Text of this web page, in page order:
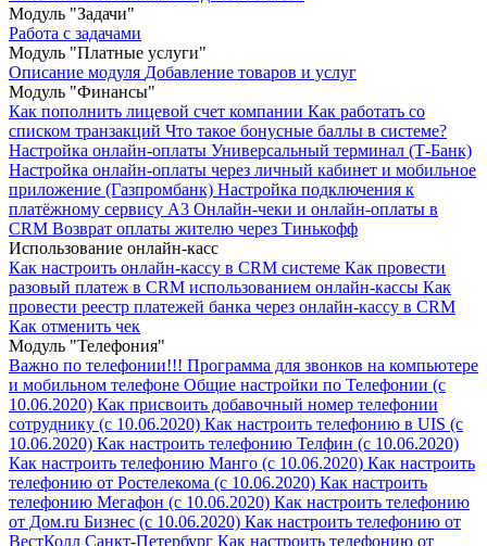
Модуль "Задачи"
Работа с задачами
Модуль "Платные услуги"
Описание модуля Добавление товаров и услуг
Модуль "Финансы"
Как пополнить лицевой счет компании Как работать со
списком транзакций Что такое бонусные баллы в системе?
Настройка онлайн-оплаты Универсальный терминал (Т-Банк)
Настройка онлайн-оплаты через личный кабинет и мобильное
приложение (Газпромбанк) Настройка подключения к
платёжному сервису А3 Онлайн-чеки и онлайн-оплаты в
CRM Возврат оплаты жителю через Тинькофф
Использование онлайн-касс
Как настроить онлайн-кассу в CRM системе Как провести
разовый платеж в CRM использованием онлайн-кассы Как
провести реестр платежей банка через онлайн-кассу в CRM
Как отменить чек
Модуль "Телефония"
Важно по телефонии!!! Программа для звонков на компьютере
и мобильном телефоне Общие настройки по Телефонии (с
10.06.2020) Как присвоить добавочный номер телефонии
сотруднику (с 10.06.2020) Как настроить телефонию в UIS (с
10.06.2020) Как настроить телефонию Телфин (с 10.06.2020)
Как настроить телефонию Манго (с 10.06.2020) Как настроить
телефонию от Ростелекома (с 10.06.2020) Как настроить
телефонию Мегафон (с 10.06.2020) Как настроить телефонию
от Дом.ru Бизнес (с 10.06.2020) Как настроить телефонию от
ВестКолл Санкт-Петербург Как настроить телефонию от